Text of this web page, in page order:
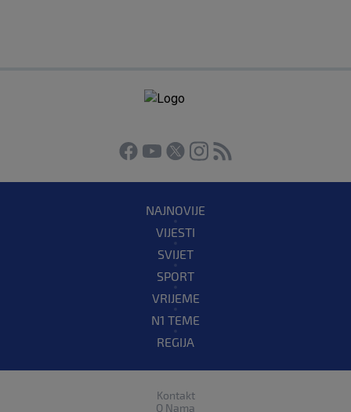
NAJNOVIJE
VIJESTI
SVIJET
SPORT
VRIJEME
N1 TEME
REGIJA
Kontakt
O Nama